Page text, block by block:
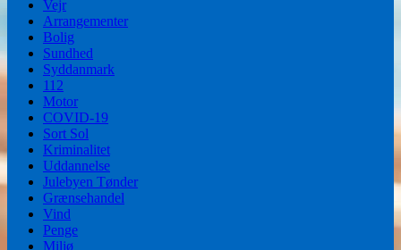
Vejr
Arrangementer
Bolig
Sundhed
Syddanmark
112
Motor
COVID-19
Sort Sol
Kriminalitet
Uddannelse
Julebyen Tønder
Grænsehandel
Vind
Penge
Miljø